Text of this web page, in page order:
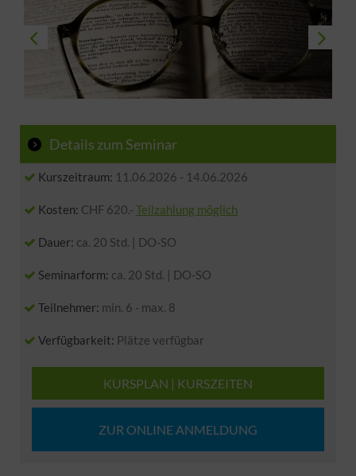
Details zum Seminar
Kurszeitraum: 11.06.2026 - 14.06.2026
Kosten: CHF 620.- Teilzahlung möglich
Dauer: ca. 20 Std. | DO-SO
Seminarform: ca. 20 Std. | DO-SO
Teilnehmer: min. 6 - max. 8
Verfügbarkeit: Plätze verfügbar
KURSPLAN | KURSZEITEN
ZUR ONLINE ANMELDUNG